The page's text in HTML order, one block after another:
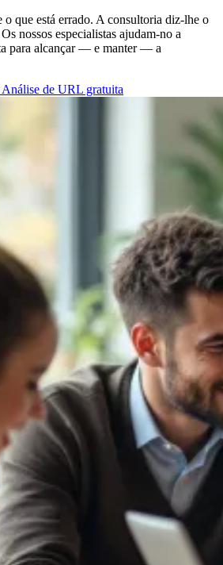
o que está errado. A consultoria diz-lhe o
nossos especialistas ajudam-no a
para alcançar — e manter — a
Análise de URL gratuita